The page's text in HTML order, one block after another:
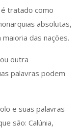
tratado como
absolutas,
das nações.
outra
palavras podem
e suas palavras
são: Calúnia,